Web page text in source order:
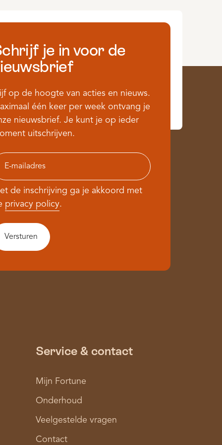
je in voor de
op de hoogte van acties en nieuws.
één keer per week ontvang je
nieuwsbrief. Je kunt je op ieder
uitschrijven.
de inschrijving ga je akkoord met
privacy policy.
Service & contact
Mijn Fortune
Onderhoud
Veelgestelde vragen
Contact